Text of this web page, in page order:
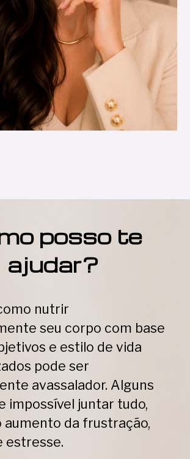
posso te
ajudar?
nutrir
seu corpo com base
e estilo de vida
pode ser
avassalador. Alguns
impossível juntar tudo,
aumento da frustração,
estresse.